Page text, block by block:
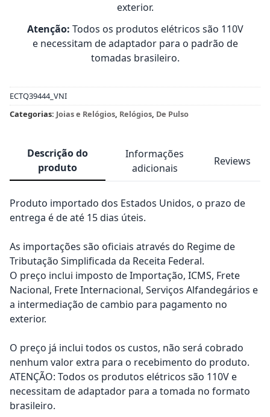
exterior.
Atenção: Todos os produtos elétricos são 110V
e necessitam de adaptador para o padrão de
tomadas brasileiro.
ECTQ39444_VNI
Categorias: Joias e Relógios, Relógios, De Pulso
Descrição do
produto
Informações
adicionais
Reviews
Produto importado dos Estados Unidos, o prazo de
entrega é de até 15 dias úteis.
As importações são oficiais através do Regime de
Tributação Simplificada da Receita Federal.
O preço inclui imposto de Importação, ICMS, Frete
Nacional, Frete Internacional, Serviços Alfandegários e
a intermediação de cambio para pagamento no
exterior.
O preço já inclui todos os custos, não será cobrado
nenhum valor extra para o recebimento do produto.
ATENÇÃO: Todos os produtos elétricos são 110V e
necessitam de adaptador para a tomada no formato
brasileiro.